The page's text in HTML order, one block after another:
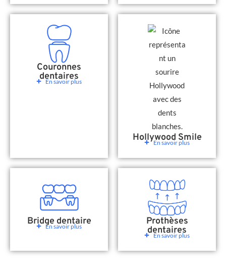
Couronnes
dentaires
En savoir plus
Hollywood Smile
En savoir plus
Bridge dentaire
En savoir plus Prothèses
dentaires
En savoir plus